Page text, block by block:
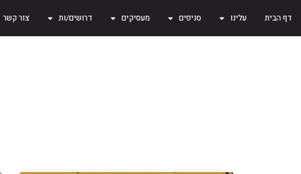
דף הבית עלינו סניפים מעסיקים דרושים/ות צור קשר